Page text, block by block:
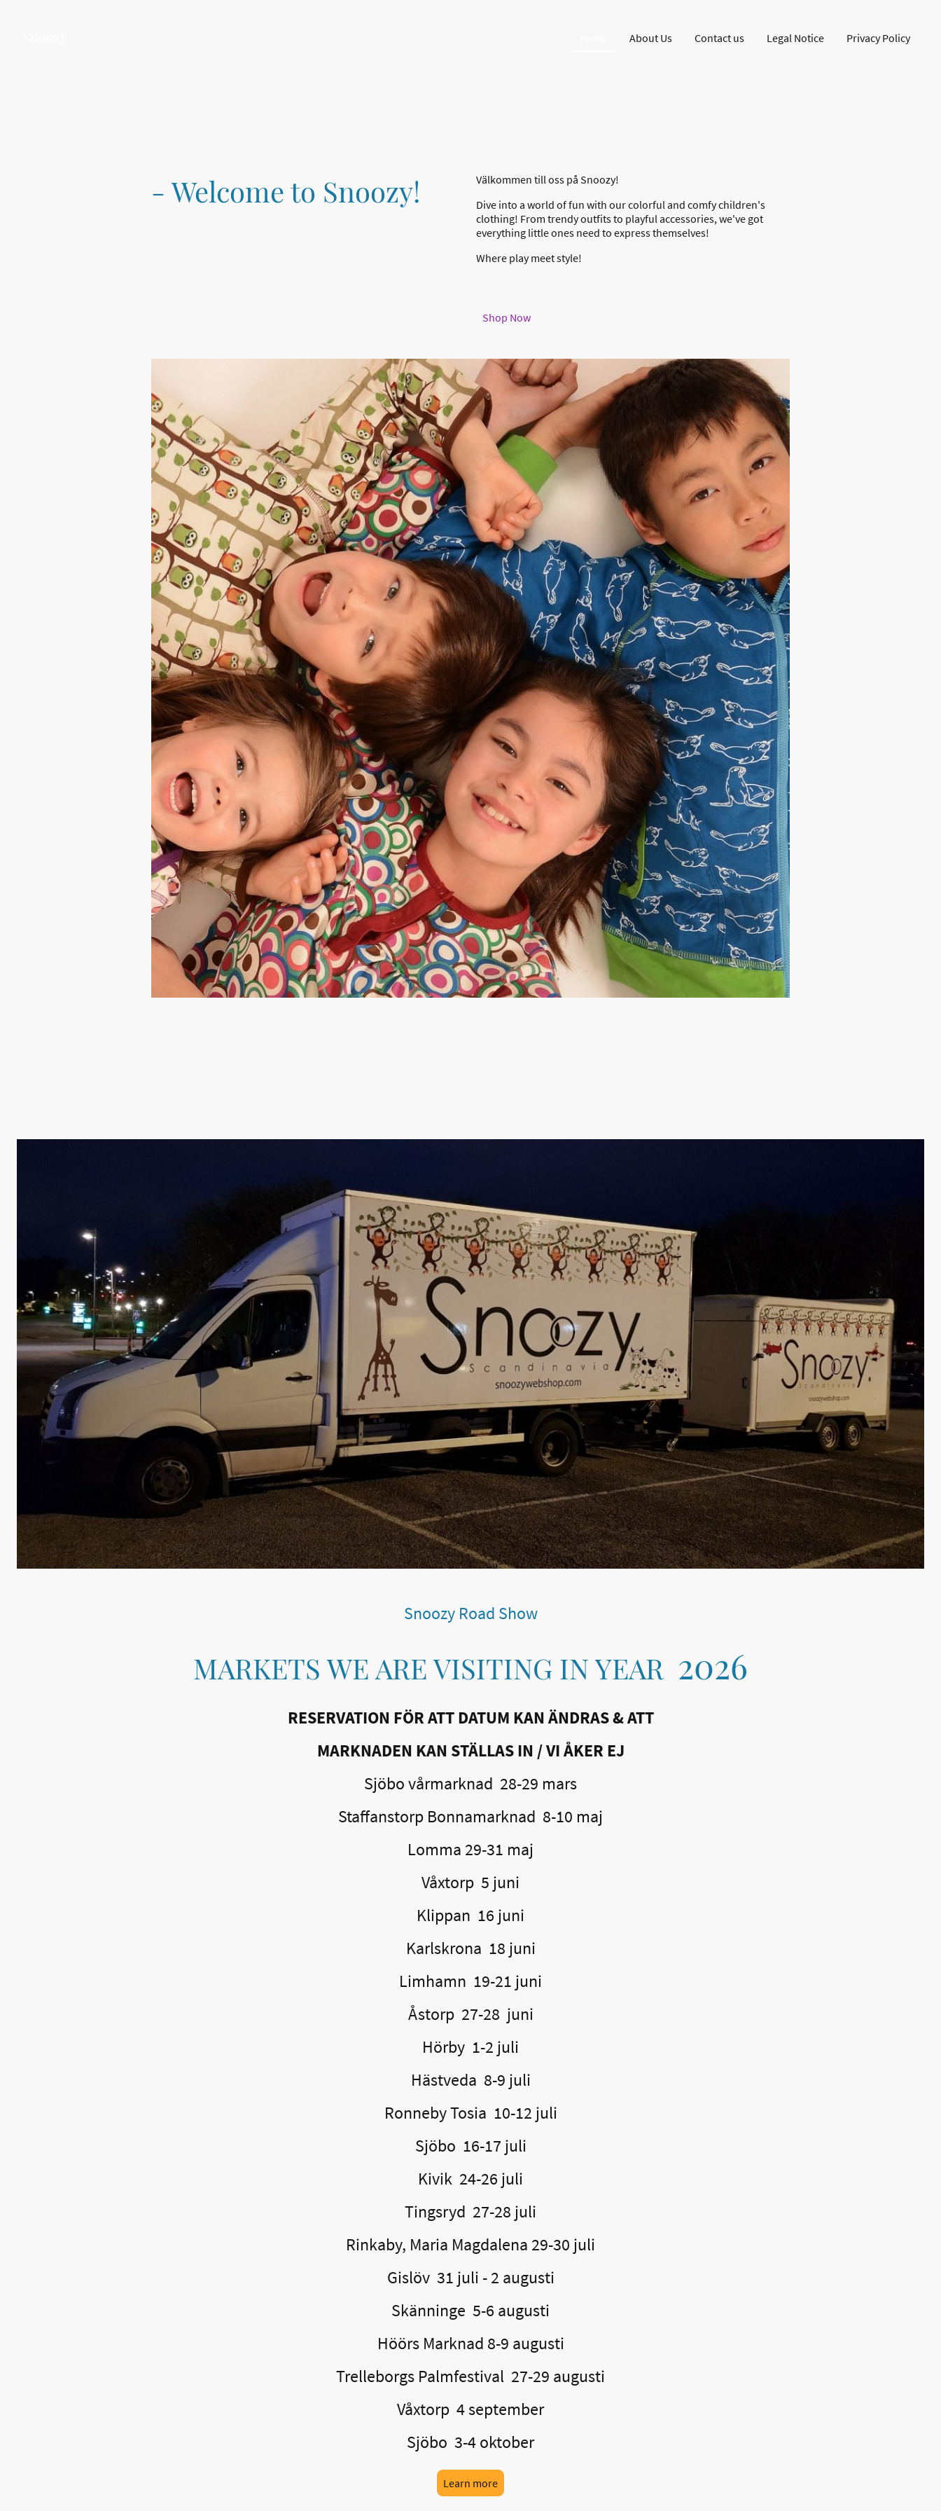
About Us Contact us Legal Notice Privacy Policy
- Welcome to Snoozy!
Välkommen till oss på Snoozy!
Dive into a world of fun with our colorful and comfy children's
clothing! From trendy outfits to playful accessories, we've got
everything little ones need to express themselves!
Where play meet style!
Shop Now
Snoozy Road Show
MARKETS WE ARE VISITING IN YEAR 2026
RESERVATION FÖR ATT DATUM KAN ÄNDRAS & ATT
MARKNADEN KAN STÄLLAS IN / VI ÅKER EJ
Sjöbo vårmarknad 28-29 mars
Staffanstorp Bonnamarknad 8-10 maj
Lomma 29-31 maj
Våxtorp 5 juni
Klippan 16 juni
Karlskrona 18 juni
Limhamn 19-21 juni
Åstorp 27-28 juni
Hörby 1-2 juli
Hästveda 8-9 juli
Ronneby Tosia 10-12 juli
Sjöbo 16-17 juli
Kivik 24-26 juli
Tingsryd 27-28 juli
Rinkaby, Maria Magdalena 29-30 juli
Gislöv 31 juli - 2 augusti
Skänninge 5-6 augusti
Höörs Marknad 8-9 augusti
Trelleborgs Palmfestival 27-29 augusti
Våxtorp 4 september
Sjöbo 3-4 oktober
Learn more